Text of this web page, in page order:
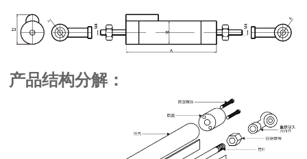
产品结构分解：